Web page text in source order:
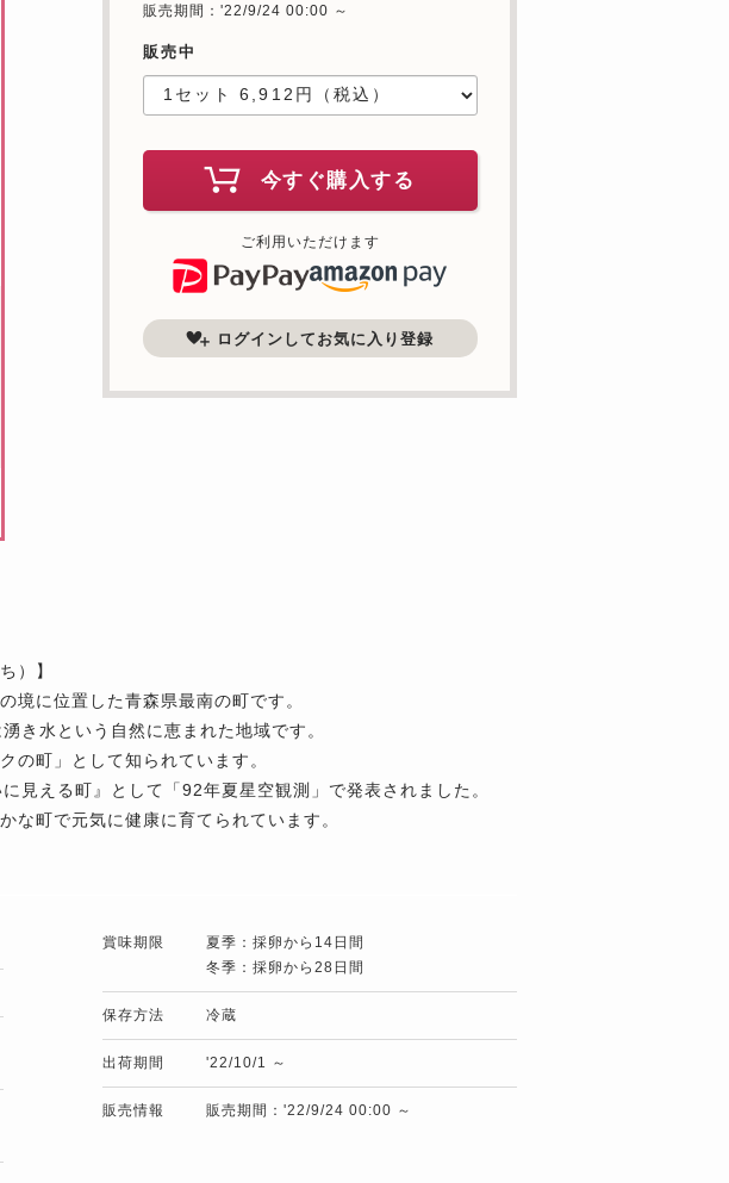
販売期間：'22/9/24 00:00 ～
販売中
今すぐ購入する
ご利用いただけます
ログインしてお気に入り登録
）】
境に位置した青森県最南の町です。
き水という自然に恵まれた地域です。
の町」として知られています。
見える町』として「92年夏星空観測」で発表されました。
な町で元気に健康に育てられています。
賞味期限
夏季：採卵から14日間
冬季：採卵から28日間
保存方法 冷蔵
出荷期間 '22/10/1 ～
販売情報 販売期間：'22/9/24 00:00 ～